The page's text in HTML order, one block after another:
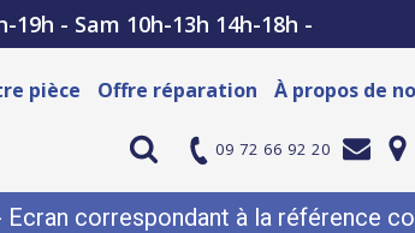
- Sam 10h-13h 14h-18h -
pièce Offre réparation À propos de
09 72 66 92 20
correspondant à la référence